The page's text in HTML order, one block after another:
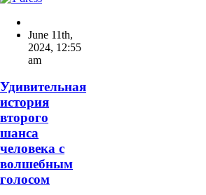
June 11th,
2024, 12:55
am
Удивительная
история
второго
шанса
человека с
волшебным
голосом